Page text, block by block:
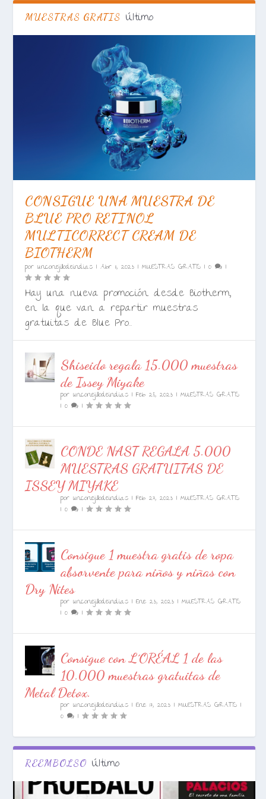
MUESTRAS GRATIS Último
CONSIGUE UNA MUESTRA DE
BLUE PRO RETINOL
MULTICORRECT CREAM DE
BIOTHERM
porunconejillodeindias |Abr 11, 2023 |MUESTRAS GRATIS |0 |
Hay una nueva promoción desde Biotherm,
en la que van a repartir muestras
gratuitas de Blue Pro...
Shiseido regala 15.000 muestras
de Issey Miyake
porunconejillodeindias |Feb 28, 2023 |MUESTRAS GRATIS
|0 |
CONDE NAST REGALA 5.000
MUESTRAS GRATUITAS DE
ISSEY MIYAKE
porunconejillodeindias |Feb 27, 2023 |MUESTRAS GRATIS
|0 |
Consigue 1 muestra gratis de ropa
absorvente para niños y niñas con
Dry Nites
porunconejillodeindias |Ene 23, 2023 |MUESTRAS GRATIS
|0 |
Consigue con L´ORÉAL 1 de las
10.000 muestras gratuitas de
Metal Detox.
porunconejillodeindias |Ene 17, 2023 |MUESTRAS GRATIS |
0
|
REEMBOLSO Último